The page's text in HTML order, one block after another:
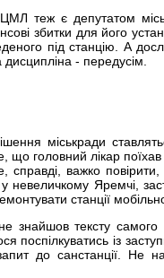
теж є депутатом
збитки для його
під станцію. А
- передусім.
міськради
що головний лікар
важко
Яремчі,
станції
знайшов тексту
поспілкуватись із
до санстанції. Не